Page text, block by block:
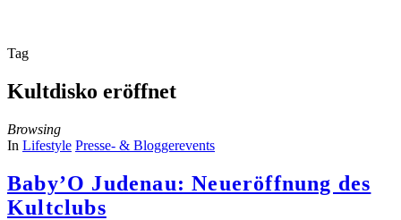
Tag
Kultdisko eröffnet
Browsing
In Lifestyle Presse- & Bloggerevents
Baby’O Judenau: Neueröffnung des
Kultclubs